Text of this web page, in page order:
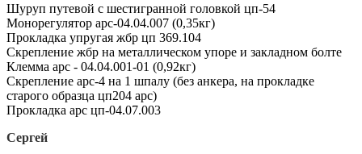
Шуруп путевой с шестигранной головкой цп-54
Монорегулятор арс-04.04.007 (0,35кг)
Прокладка упругая жбр цп 369.104
Скрепление жбр на металлическом упоре и закладном болте
Клемма арс - 04.04.001-01 (0,92кг)
Скрепление арс-4 на 1 шпалу (без анкера, на прокладке
старого образца цп204 арс)
Прокладка арс цп-04.07.003
Сергей